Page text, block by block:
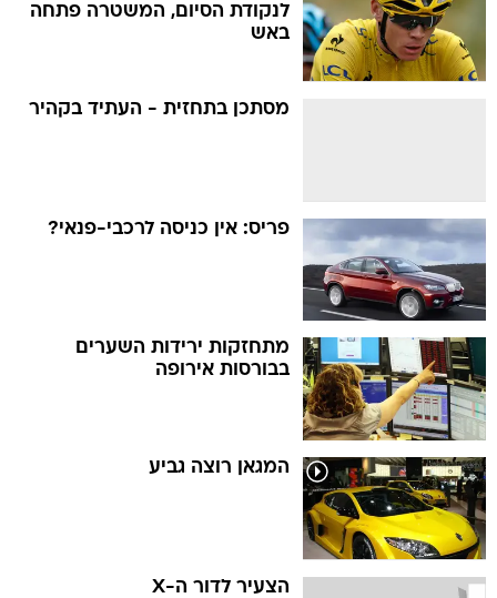
לנקודת הסיום, המשטרה פתחה
באש
מסתכן בתחזית - העתיד בקהיר
פריס: אין כניסה לרכבי-פנאי?
מתחזקות ירידות השערים
בבורסות אירופה
המגאן רוצה גביע
הצעיר לדור ה-X